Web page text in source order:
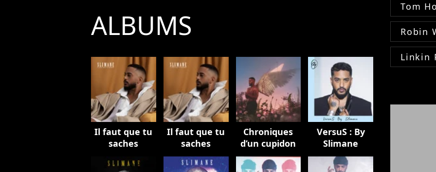
ALBUMS
Il faut que tu
saches
Il faut que tu
saches
Chroniques
d’un cupidon
VersuS : By
Slimane
Tom
Robin
Linkin